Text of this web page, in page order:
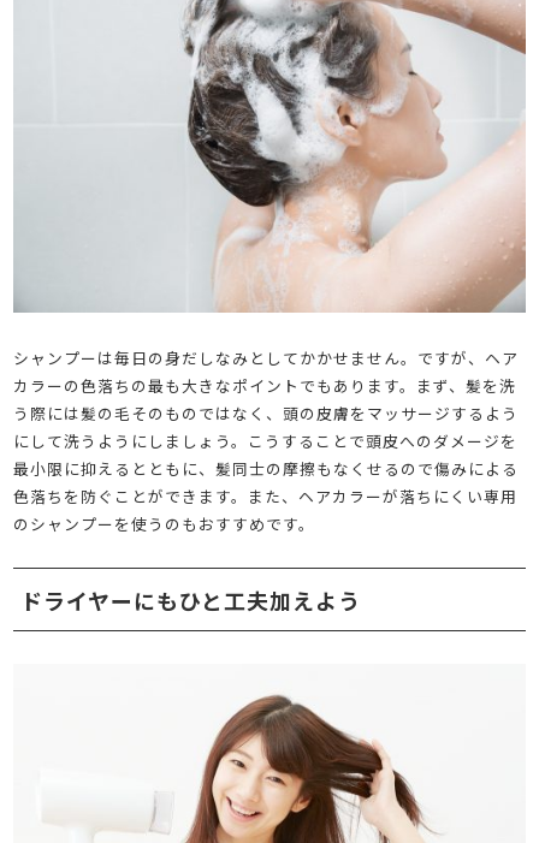
シャンプーは毎日の身だしなみとしてかかせません。ですが、ヘア
カラーの色落ちの最も大きなポイントでもあります。まず、髪を洗
う際には髪の毛そのものではなく、頭の皮膚をマッサージするよう
にして洗うようにしましょう。こうすることで頭皮へのダメージを
最小限に抑えるとともに、髪同士の摩擦もなくせるので傷みによる
色落ちを防ぐことができます。また、ヘアカラーが落ちにくい専用
のシャンプーを使うのもおすすめです。
ドライヤーにもひと工夫加えよう